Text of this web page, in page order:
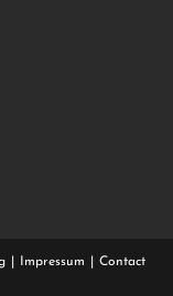
Impressum Contact